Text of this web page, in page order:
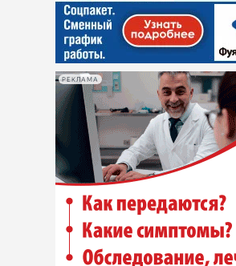
РЕКЛАМА